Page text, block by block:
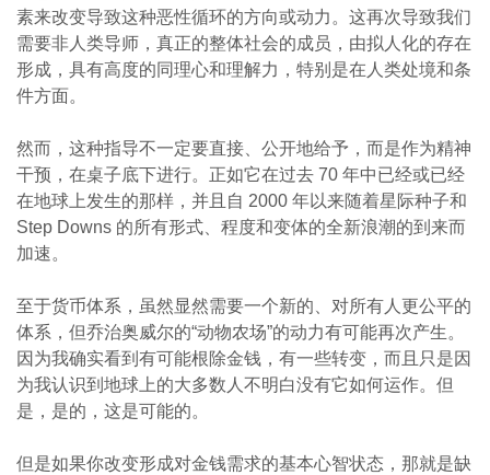
素来改变导致这种恶性循环的方向或动力。这再次导致我们
需要非人类导师，真正的整体社会的成员，由拟人化的存在
形成，具有高度的同理心和理解力，特别是在人类处境和条
件方面。
然而，这种指导不一定要直接、公开地给予，而是作为精神
干预，在桌子底下进行。正如它在过去 70 年中已经或已经
在地球上发生的那样，并且自 2000 年以来随着星际种子和
Step Downs 的所有形式、程度和变体的全新浪潮的到来而
加速。
至于货币体系，虽然显然需要一个新的、对所有人更公平的
体系，但乔治奥威尔的“动物农场”的动力有可能再次产生。
因为我确实看到有可能根除金钱，有一些转变，而且只是因
为我认识到地球上的大多数人不明白没有它如何运作。但
是，是的，这是可能的。
但是如果你改变形成对金钱需求的基本心智状态，那就是缺